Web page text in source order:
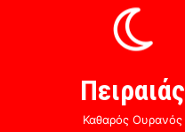
Πειραιάς
Καθαρός Ουρανός